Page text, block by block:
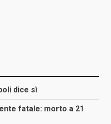
dice sì
fatale: morto a 21